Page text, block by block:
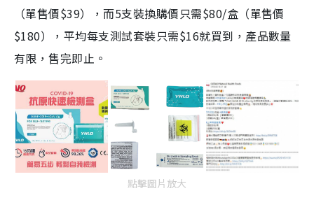
（單售價$39），而5支裝換購價只需$80/盒（單售價
$180），平均每支測試套裝只需$16就買到，產品數量
有限，售完即止。
點擊圖片放大